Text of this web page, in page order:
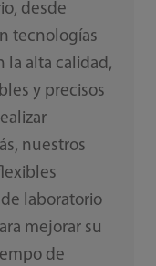
desde
tecnologías
la alta calidad,
y precisos
nuestros
laboratorio
mejorar su
de